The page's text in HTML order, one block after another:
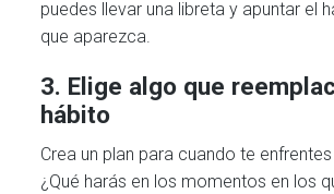
puedes llevar una libreta y apuntar el
que aparezca.
3. Elige algo que
hábito
Crea un plan para cuando te enfrentes
¿Qué harás en los momentos en los